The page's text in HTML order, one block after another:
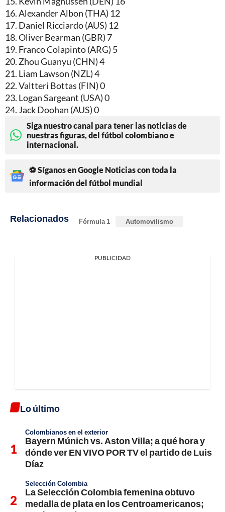
16. Alexander Albon (THA) 12
17. Daniel Ricciardo (AUS) 12
18. Oliver Bearman (GBR) 7
19. Franco Colapinto (ARG) 5
20. Zhou Guanyu (CHN) 4
21. Liam Lawson (NZL) 4
22. Valtteri Bottas (FIN) 0
23. Logan Sargeant (USA) 0
24. Jack Doohan (AUS) 0
Siga nuestro canal para tener las noticias de
nuestras figuras, del fútbol colombiano e
internacional.
⚽ Síganos en Google Noticias con toda la
información del fútbol mundial
Relacionados Fórmula 1 Automovilismo
PUBLICIDAD
Lo último
Colombianos en el exterior
Bayern Múnich vs. Aston Villa; a qué hora y
dónde ver EN VIVO POR TV el partido de Luis
Díaz
Selección Colombia
La Selección Colombia femenina obtuvo
medalla de plata en los Centroamericanos;